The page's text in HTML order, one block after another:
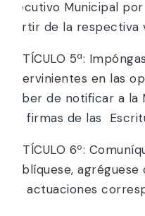
Ejecutivo Municipal
partir de la respectiva
ARTÍCULO 5ª:
intervinientes en las
deber de notificar a la
las firmas de las
ARTÍCULO 6º:
publíquese,
las actuaciones